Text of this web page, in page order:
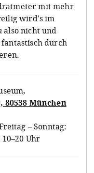
mit mehr
wird's im
also nicht und
fantastisch durch
,
80538 München
– Sonntag:
Uhr